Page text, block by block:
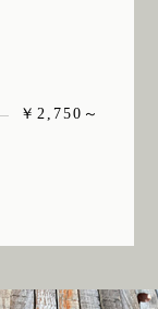
￥2,750～